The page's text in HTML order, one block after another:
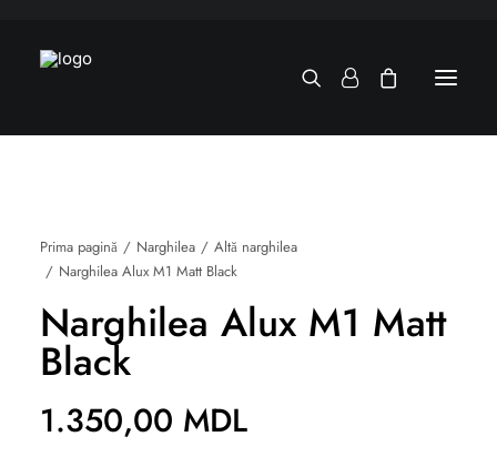
Prima pagină Narghilea
Altă narghilea
Narghilea Alux M1 Matt Black
Narghilea Alux M1 Matt
Black
1.350,00 MDL